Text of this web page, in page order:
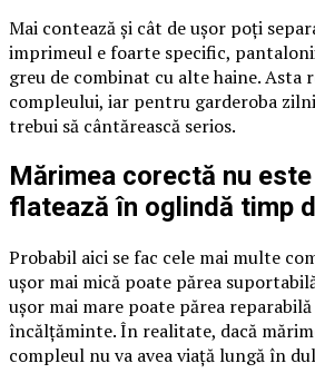
Mai contează și cât de ușor poți
imprimeul e foarte specific,
greu de combinat cu alte haine. Asta
compleului, iar pentru garderoba
trebui să cântărească serios.
Mărimea corectă nu
flatează în oglindă timp
Probabil aici se fac cele mai multe
ușor mai mică poate părea
ușor mai mare poate părea
încălțăminte. În realitate, dacă
compleul nu va avea viață lungă în